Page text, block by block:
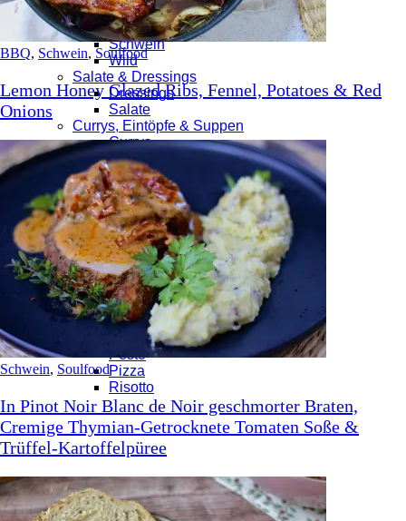
Pute
Rind
Schwein
Wild
Salate & Dressings
Dressings
Salate
Currys, Eintöpfe & Suppen
Currys
Eintöpfe
Suppen
Tapas & Quesadillas
Quesadillas
Tapas
Veggies, Vegan & Vegetarisch
Gemüse
Vegan
Vegetarisch
Viva Italia
Antipasti
Pesto
Pizza
Risotto
BBQ, Schwein, Soulfood
Lemon Honey Glazed Ribs, Fennel, Potatoes & Red
Onions
Schwein, Soulfood
In Pinot Noir Blanc de Noir geschmorter Braten,
Cremige Thymian-Getrocknete Tomaten Soße &
Trüffel-Kartoffelpüree